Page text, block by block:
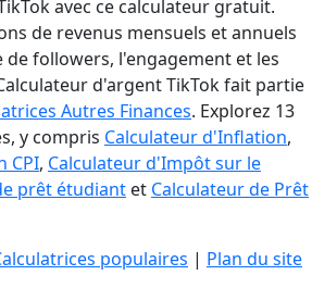
avec ce calculateur gratuit.
de revenus mensuels et annuels
de followers, l'engagement et les
d'argent TikTok fait partie
Autres Finances. Explorez 13
y compris Calculateur d'Inflation,
CPI, Calculateur d'Impôt sur le
prêt étudiant et Calculateur de Prêt
populaires | Plan du site